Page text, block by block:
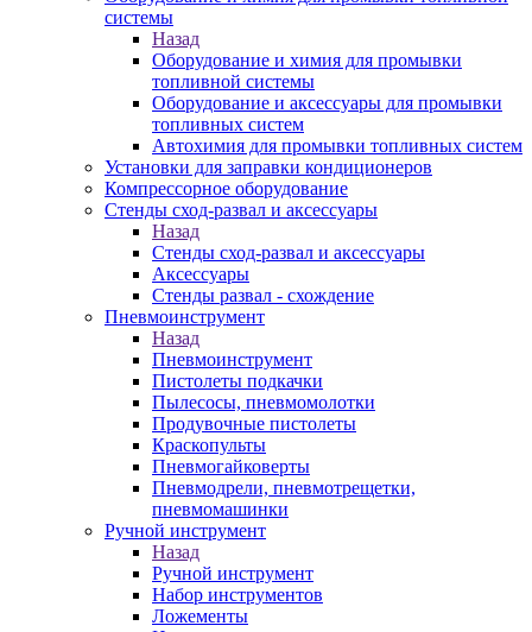
системы
Назад
Оборудование и химия для промывки
топливной системы
Оборудование и аксессуары для промывки
топливных систем
Автохимия для промывки топливных систем
Установки для заправки кондиционеров
Компрессорное оборудование
Стенды сход-развал и аксессуары
Назад
Стенды сход-развал и аксессуары
Аксессуары
Стенды развал - схождение
Пневмоинструмент
Назад
Пневмоинструмент
Пистолеты подкачки
Пылесосы, пневмомолотки
Продувочные пистолеты
Краскопульты
Пневмогайковерты
Пневмодрели, пневмотрещетки,
пневмомашинки
Ручной инструмент
Назад
Ручной инструмент
Набор инструментов
Ложементы